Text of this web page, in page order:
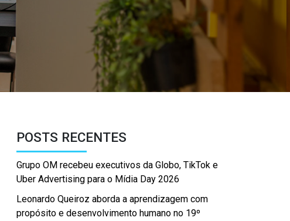
POSTS RECENTES
Grupo OM recebeu executivos da Globo, TikTok e
Uber Advertising para o Mídia Day 2026
Leonardo Queiroz aborda a aprendizagem com
propósito e desenvolvimento humano no 19º